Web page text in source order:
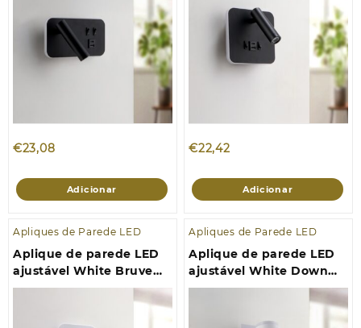
€23,08
Adicionar
€22,42
Adicionar
Apliques de Parede LED
Aplique de parede LED
ajustável White Bruve
10W 4000K
Apliques de Parede LED
Aplique de parede LED
ajustável White Down
17W 4000K